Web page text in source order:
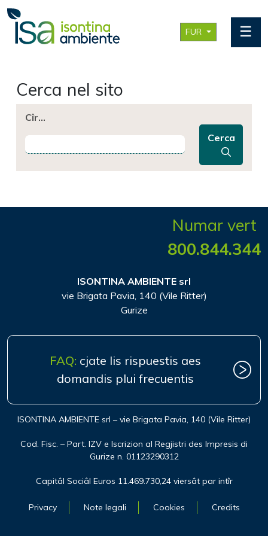
FUR ☰
Cerca nel sito
Cîr…
Numar vert
800.844.344
ISONTINA AMBIENTE srl
vie Brigata Pavia, 140 (Vile Ritter)
Gurize
FAQ: cjate lis rispuestis aes
domandis plui frecuentis
ISONTINA AMBIENTE srl – vie Brigata Pavia, 140 (Vile Ritter)
Cod. Fisc. – Part. IZV e Iscrizion al Regjistri des Impresis di
Gurize n. 01123290312
Capitâl Sociâl Euros 11.469.730,24 viersât par intîr
Privacy Note legali Cookies Credits